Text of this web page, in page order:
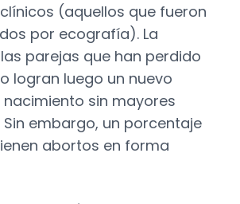
(aquellos que fueron
por ecografía). La
parejas que han perdido
logran luego un nuevo
sin mayores
embargo, un porcentaje
abortos en forma